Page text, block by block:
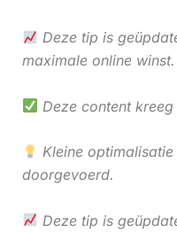
Deze tip is
maximale online winst.
Deze content
Kleine
doorgevoerd.
Deze tip is